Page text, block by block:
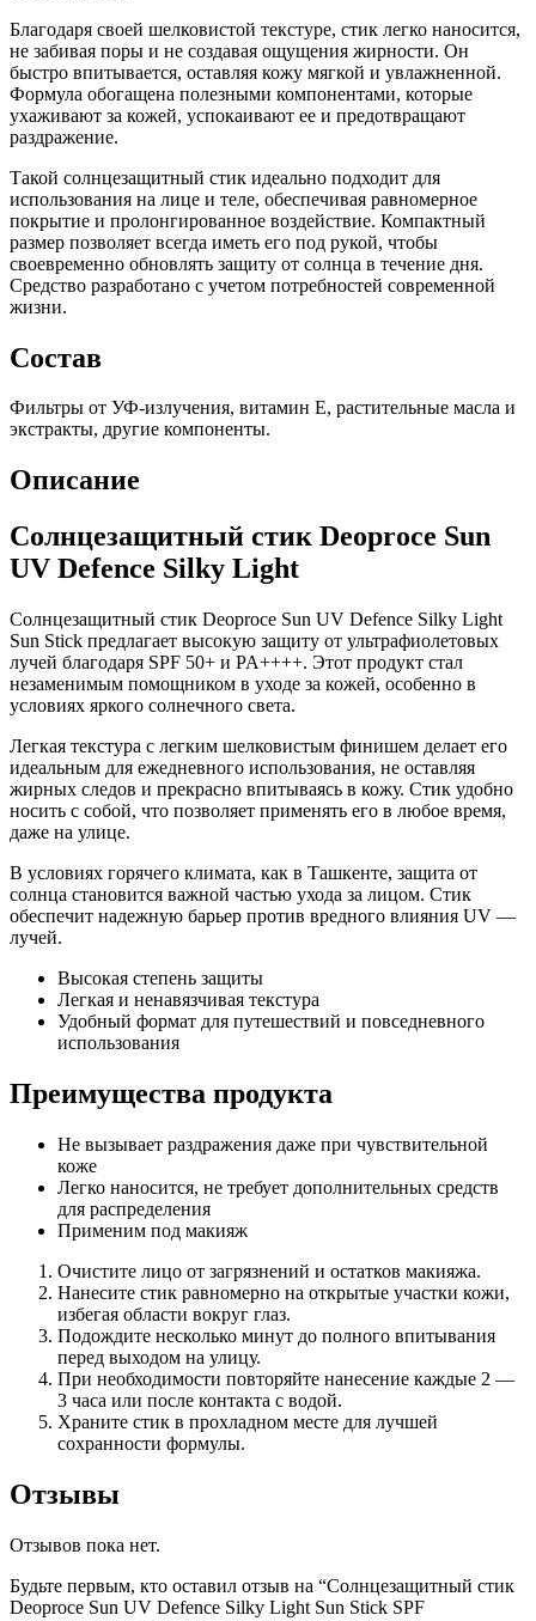
Благодаря своей шелковистой текстуре, стик легко наносится,
не забивая поры и не создавая ощущения жирности. Он
быстро впитывается, оставляя кожу мягкой и увлажненной.
Формула обогащена полезными компонентами, которые
ухаживают за кожей, успокаивают ее и предотвращают
раздражение.
Такой солнцезащитный стик идеально подходит для
использования на лице и теле, обеспечивая равномерное
покрытие и пролонгированное воздействие. Компактный
размер позволяет всегда иметь его под рукой, чтобы
своевременно обновлять защиту от солнца в течение дня.
Средство разработано с учетом потребностей современной
жизни.
Состав
Фильтры от УФ-излучения, витамин Е, растительные масла и
экстракты, другие компоненты.
Описание
Солнцезащитный стик Deoproce Sun
UV Defence Silky Light
Солнцезащитный стик Deoproce Sun UV Defence Silky Light
Sun Stick предлагает высокую защиту от ультрафиолетовых
лучей благодаря SPF 50+ и PA++++. Этот продукт стал
незаменимым помощником в уходе за кожей, особенно в
условиях яркого солнечного света.
Легкая текстура с легким шелковистым финишем делает его
идеальным для ежедневного использования, не оставляя
жирных следов и прекрасно впитываясь в кожу. Стик удобно
носить с собой, что позволяет применять его в любое время,
даже на улице.
В условиях горячего климата, как в Ташкенте, защита от
солнца становится важной частью ухода за лицом. Стик
обеспечит надежную барьер против вредного влияния UV —
лучей.
Высокая степень защиты
Легкая и ненавязчивая текстура
Удобный формат для путешествий и повседневного
использования
Преимущества продукта
Не вызывает раздражения даже при чувствительной
коже
Легко наносится, не требует дополнительных средств
для распределения
Применим под макияж
Очистите лицо от загрязнений и остатков макияжа.
Нанесите стик равномерно на открытые участки кожи,
избегая области вокруг глаз.
Подождите несколько минут до полного впитывания
перед выходом на улицу.
При необходимости повторяйте нанесение каждые 2 —
3 часа или после контакта с водой.
Храните стик в прохладном месте для лучшей
сохранности формулы.
Отзывы
Отзывов пока нет.
Будьте первым, кто оставил отзыв на “Солнцезащитный стик
Deoproce Sun UV Defence Silky Light Sun Stick SPF